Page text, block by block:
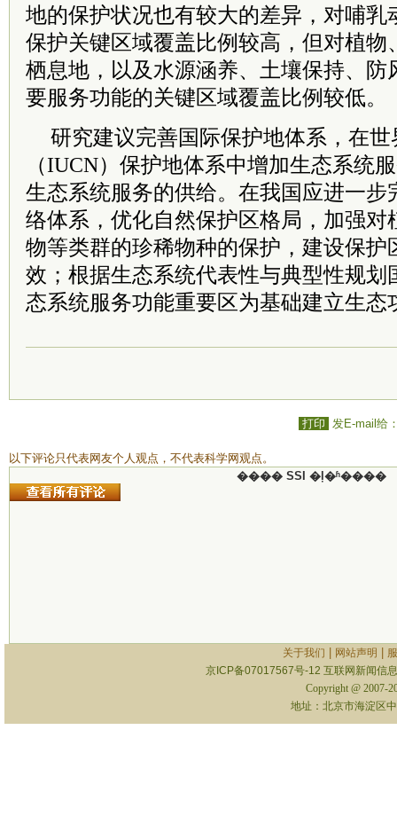
地的保护状况也有较大的差异，对哺乳
保护关键区域覆盖比例较高，但对植物
栖息地，以及水源涵养、土壤保持、防
要服务功能的关键区域覆盖比例较低。
研究建议完善国际保护地体系，在
（IUCN）保护地体系中增加生态系统
生态系统服务的供给。在我国应进一步
络体系，优化自然保护区格局，加强对
物等类群的珍稀物种的保护，建设保护
效；根据生态系统代表性与典型性规划
态系统服务功能重要区为基础建立生态
打印 发E-mail给
以下评论只代表网友个人观点，不代表科学网观点。
���� SSI �ļ�ʱ����
关于我们 网站声明
京ICP备07017567号-12 互联网新闻信
Copyright @ 2007-
地址：北京市海淀区